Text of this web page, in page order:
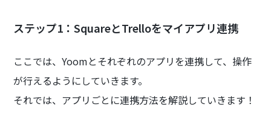
ステップ1：SquareとTrelloをマイアプリ連携
ここでは、Yoomとそれぞれのアプリを連携して、操作
が行えるようにしていきます。
それでは、アプリごとに連携方法を解説していきます！